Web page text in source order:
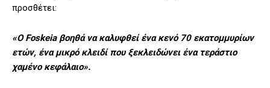
προσθέτει:
«Ο Foskeia βοηθά να καλυφθεί ένα κενό 70 εκατομμυρίων
ετών, ένα μικρό κλειδί που ξεκλειδώνει ένα τεράστιο
χαμένο κεφάλαιο».